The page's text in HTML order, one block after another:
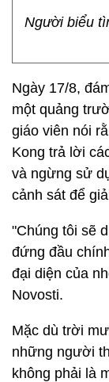
Người biểu
Ngày 17/8,
một quảng
giáo viên nói
Kong trả lời
và ngừng sử
cảnh sát để
"Chúng tôi sẽ
đứng đầu
đại diện của
Novosti.
Mặc dù trời
những người
không phải là